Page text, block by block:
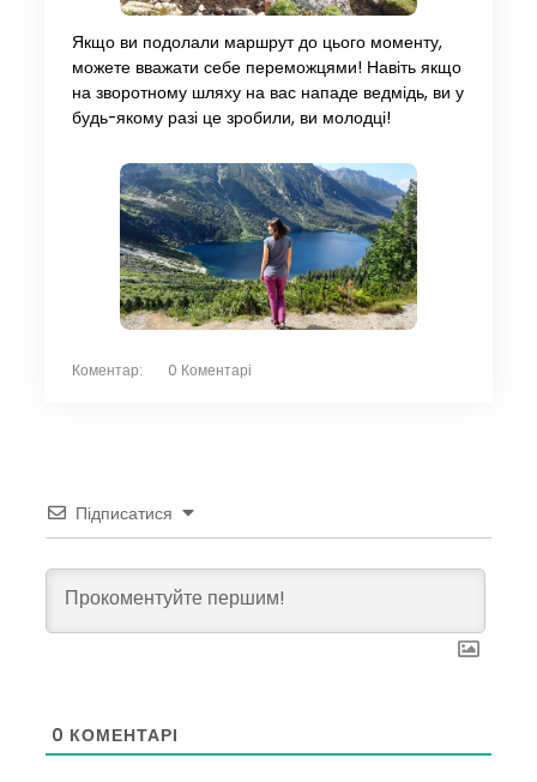
Якщо ви подолали маршрут до цього моменту,
можете вважати себе переможцями! Навіть якщо
на зворотному шляху на вас нападе ведмідь, ви у
будь-якому разі це зробили, ви молодці!
Коментар: 0 Коментарі
Підписатися
0 КОМЕНТАРІ